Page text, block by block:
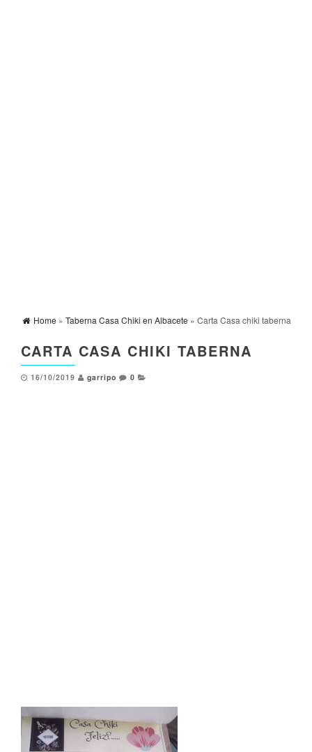
Home » Taberna Casa Chiki en Albacete » Carta Casa chiki taberna
CARTA CASA CHIKI TABERNA
16/10/2019 garripo 0